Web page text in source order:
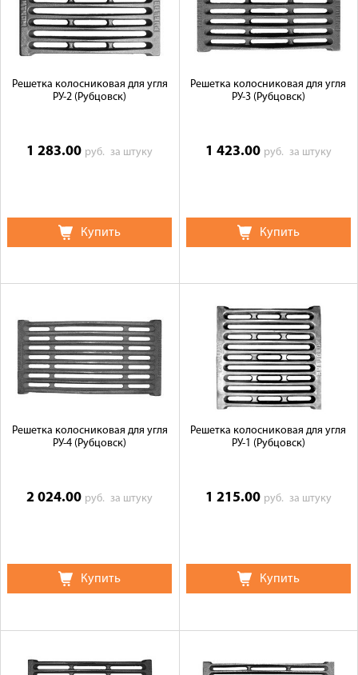
Галерея объектов
Контакты
Решетка колосниковая для угля
РУ-2 (Рубцовск)
1 283.00 руб.за штуку
Купить
Решетка колосниковая для угля
РУ-3 (Рубцовск)
1 423.00 руб. за штуку
Купить
Решетка колосниковая для угля
РУ-4 (Рубцовск)
2 024.00 руб.за штуку
Купить
Решетка колосниковая для угля
РУ-1 (Рубцовск)
1 215.00 руб. за штуку
Купить